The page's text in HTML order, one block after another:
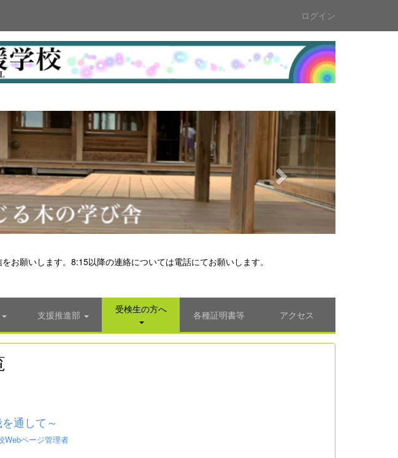
ログイン
n
e
x
t
お願いします。8:15以降の連絡については電話にてお願いします。
支援推進部 受検生の方へ 各種証明書等 アクセス
通して～
Webページ管理者